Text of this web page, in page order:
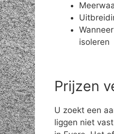
isoleren
Prijzen
U zoekt een
liggen niet